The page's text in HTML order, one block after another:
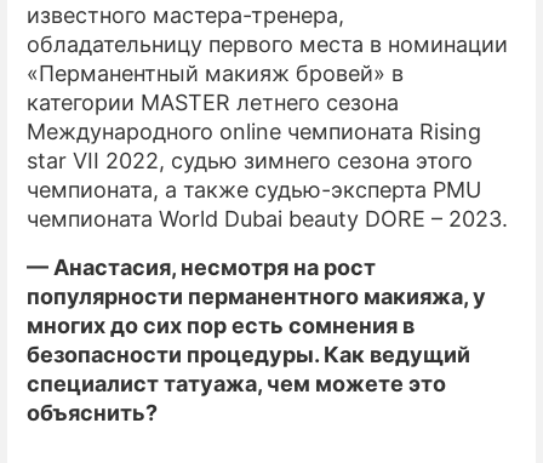
известного мастера-тренера,
обладательницу первого места в номинации
«Перманентный макияж бровей» в
категории MASTER летнего сезона
Международного online чемпионата Rising
star VII 2022, судью зимнего сезона этого
чемпионата, а также судью-эксперта PMU
чемпионата World Dubai beauty DORE – 2023.
— Анастасия, несмотря на рост
популярности перманентного макияжа, у
многих до сих пор есть сомнения в
безопасности процедуры. Как ведущий
специалист татуажа, чем можете это
объяснить?